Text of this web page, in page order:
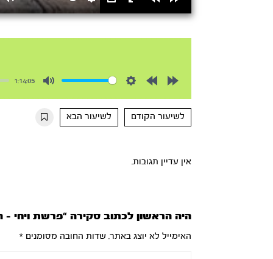
Mute Settings
1:14:05
10s
10s
לשיעור הקודם
לשיעור הבא
אין עדיין תגובות.
היה הראשון לכתוב סקירה “פרשת ויחי –
האימייל לא יוצג באתר. שדות החובה מסומנים*